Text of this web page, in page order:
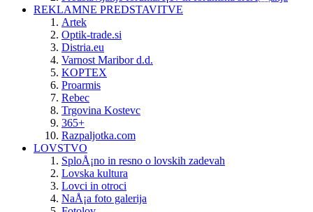
REKLAMNE PREDSTAVITVE
Artek
Optik-trade.si
Distria.eu
Varnost Maribor d.d.
KOPTEX
Proarmis
Rebec
Trgovina Kostevc
365+
Razpaljotka.com
LOVSTVO
SploÅ¡no in resno o lovskih zadevah
Lovska kultura
Lovci in otroci
NaÅ¡a foto galerija